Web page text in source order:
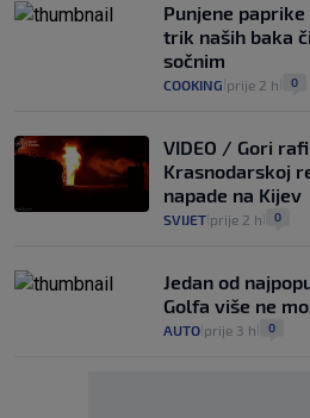
Punjene
trik naših baka
sočnim
COOKING prije 2 h 0
VIDEO / Gori
Krasnodarskoj
napade na Kijev
SVIJET prije 2 h 0
Jedan od
Golfa više ne
AUTO prije 3 h 0